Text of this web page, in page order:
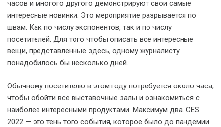
часов и многого другого демонстрируют свои самые
интересные новинки. Это мероприятие разрывается по
швам. Как по числу экспонентов, так и по числу
посетителей. Для того чтобы описать все интересные
вещи, представленные здесь, одному журналисту
понадобилось бы несколько дней.
Обычному посетителю в этом году потребуется около часа,
чтобы обойти все выставочные залы и ознакомиться с
наиболее интересными продуктами. Максимум два. CES
2022 — это тень того события, которое было до пандемии